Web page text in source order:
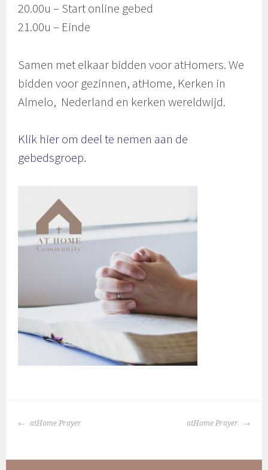
20.00u – Start online gebed
21.00u – Einde
Samen met elkaar bidden voor atHomers. We
bidden voor gezinnen, atHome, Kerken in
Almelo, Nederland en kerken wereldwijd.
Klik hier om deel te nemen aan de
gebedsgroep.
BERICHTNAVIGATIE
atHome Prayer atHome Prayer